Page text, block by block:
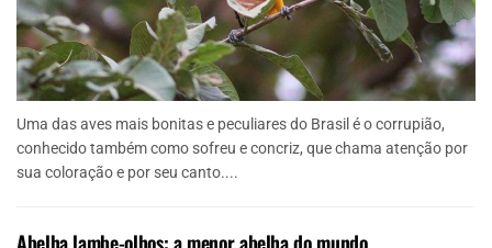
Uma das aves mais bonitas e peculiares do Brasil é o corrupião,
conhecido também como sofreu e concriz, que chama atenção por
sua coloração e por seu canto....